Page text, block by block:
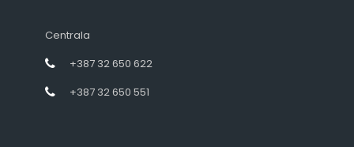
Centrala
+387 32 650 622
+387 32 650 551